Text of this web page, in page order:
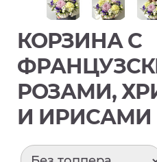
КОРЗИНА С
РОЗАМИ,
И ИРИСАМИ